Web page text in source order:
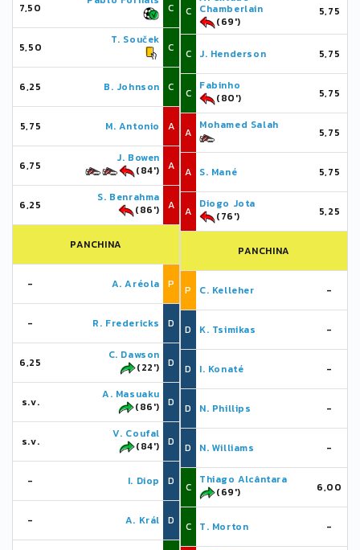
7,50 C
5,50
T. Souček
C
6,25 B. Johnson C
5,75 M. Antonio A
6,75
J. Bowen
(84')
A
6,25
S. Benrahma
(86')
A
PANCHINA
- A. Aréola P
- R. Fredericks D
6,25
C. Dawson
(22')
D
s.v.
A. Masuaku
(86')
D
s.v.
V. Coufal
(84')
D
- I. Diop D
- A. Král D
C
Chamberlain
(69')
5,75
C J. Henderson 5,75
C
Fabinho
(80')
5,75
A
Mohamed Salah
5,75
A S. Mané 5,75
A
Diogo Jota
(76')
5,25
PANCHINA
P C. Kelleher -
D K. Tsimikas -
D I. Konaté -
D N. Phillips -
D N. Williams -
C
Thiago Alcântara
(69')
6,00
C T. Morton -